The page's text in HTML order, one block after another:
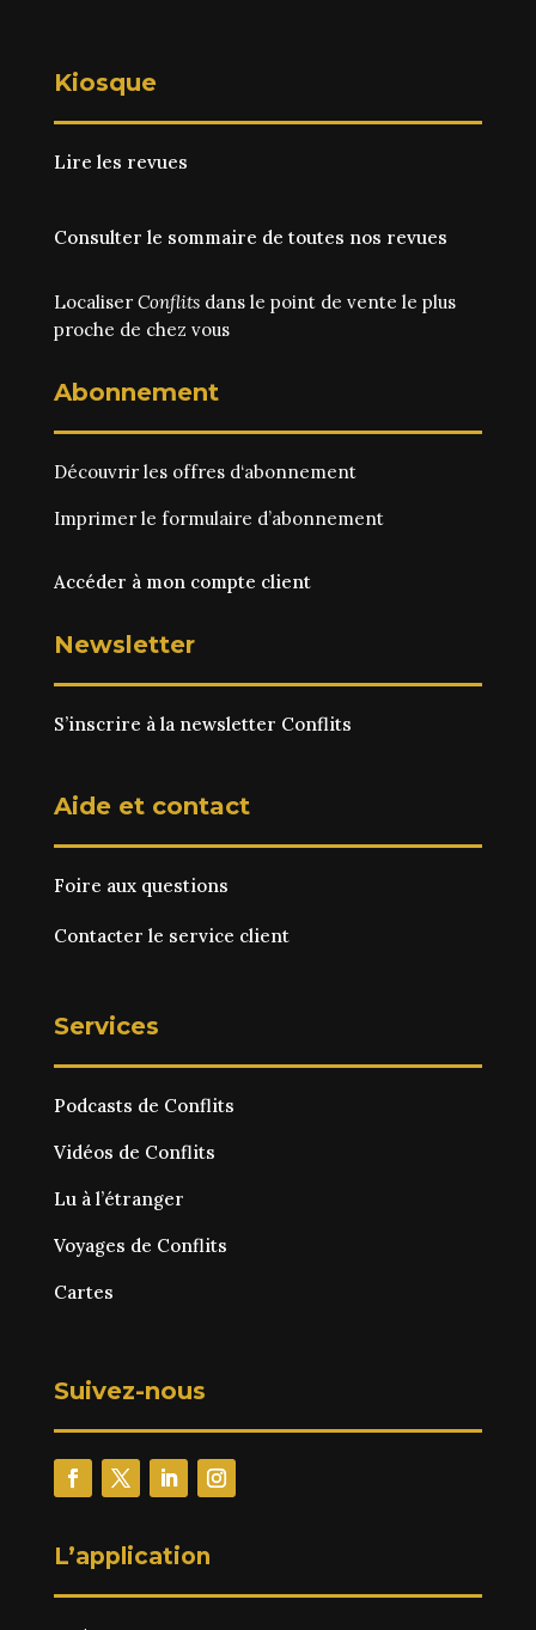
Kiosque
Lire les revues
Consulter le sommaire de toutes nos revues
Localiser Conflitsdans le point de vente le plus
proche de chez vous
Abonnement
Découvrir les offres d‘abonnement
Imprimer le formulaire d’abonnement
Accéder à mon compte client
Newsletter
S’inscrire à la newsletter Conflits
Aide et contact
Foire aux questions
Contacter le service client
Services
Podcasts de Conflits
Vidéos de Conflits
Lu à l’étranger
Voyages de Conflits
Cartes
Suivez-nous
L’application